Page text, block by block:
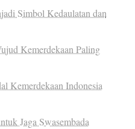
Simbol Kedaulatan dan
Kemerdekaan Paling
Kemerdekaan Indonesia
Jaga Swasembada